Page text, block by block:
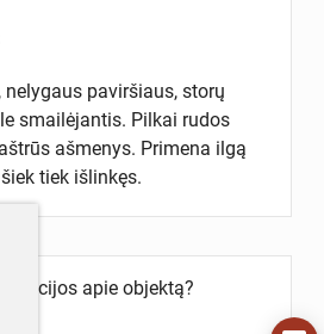
nelygaus paviršiaus, storų
smailėjantis. Pilkai rudos
ašmenys. Primena ilgą
tiek išlinkęs.
apie objektą?